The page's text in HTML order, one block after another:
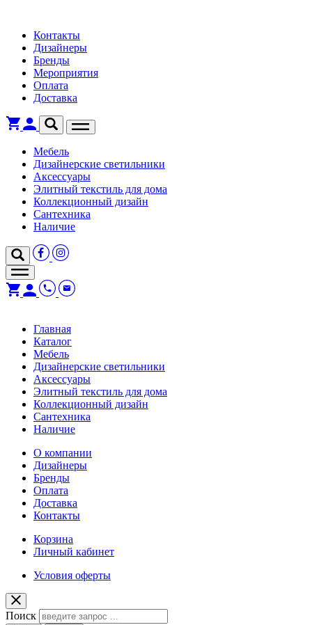
Контакты
Дизайнеры
Бренды
Мероприятия
Оплата
Доставка
Мебель
Дизайнерские светильники
Аксессуары
Элитный текстиль для дома
Коллекционный дизайн
Сантехника
Наличие
Главная
Каталог
Мебель
Дизайнерские светильники
Аксессуары
Элитный текстиль для дома
Коллекционный дизайн
Сантехника
Наличие
О компании
Дизайнеры
Бренды
Оплата
Доставка
Контакты
Корзина
Личный кабинет
Условия оферты
Поиск